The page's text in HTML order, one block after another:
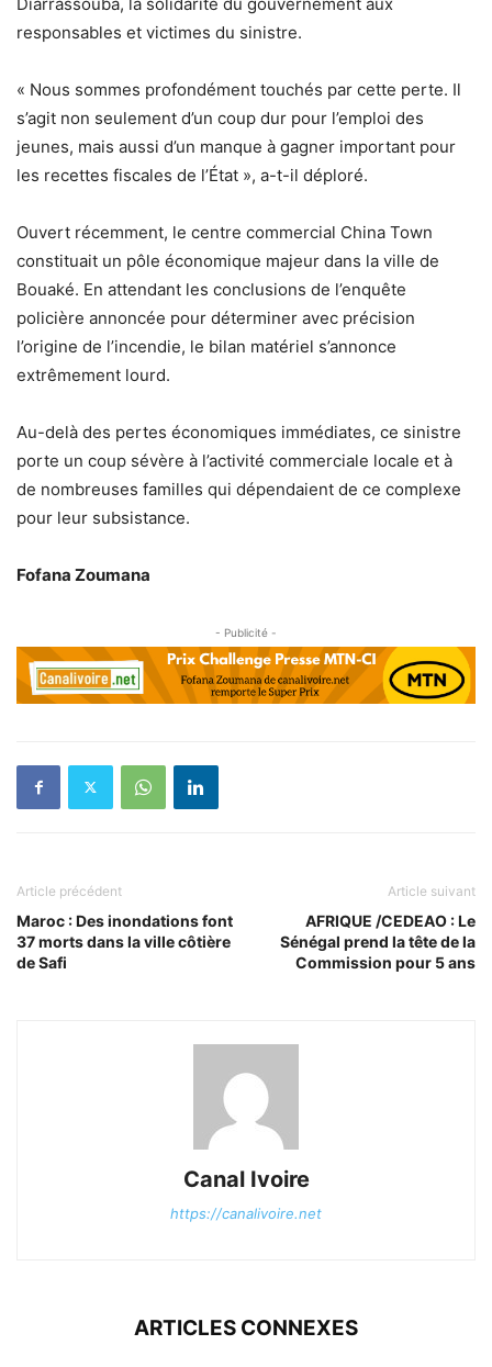
Diarrassouba, la solidarité du gouvernement aux
responsables et victimes du sinistre.
« Nous sommes profondément touchés par cette perte. Il
s’agit non seulement d’un coup dur pour l’emploi des
jeunes, mais aussi d’un manque à gagner important pour
les recettes fiscales de l’État », a-t-il déploré.
Ouvert récemment, le centre commercial China Town
constituait un pôle économique majeur dans la ville de
Bouaké. En attendant les conclusions de l’enquête
policière annoncée pour déterminer avec précision
l’origine de l’incendie, le bilan matériel s’annonce
extrêmement lourd.
Au-delà des pertes économiques immédiates, ce sinistre
porte un coup sévère à l’activité commerciale locale et à
de nombreuses familles qui dépendaient de ce complexe
pour leur subsistance.
Fofana Zoumana
- Publicité -
Article précédent
Maroc : Des inondations font
37 morts dans la ville côtière
de Safi
Article suivant
AFRIQUE /CEDEAO : Le
Sénégal prend la tête de la
Commission pour 5 ans
Canal Ivoire
https://canalivoire.net
ARTICLES CONNEXES